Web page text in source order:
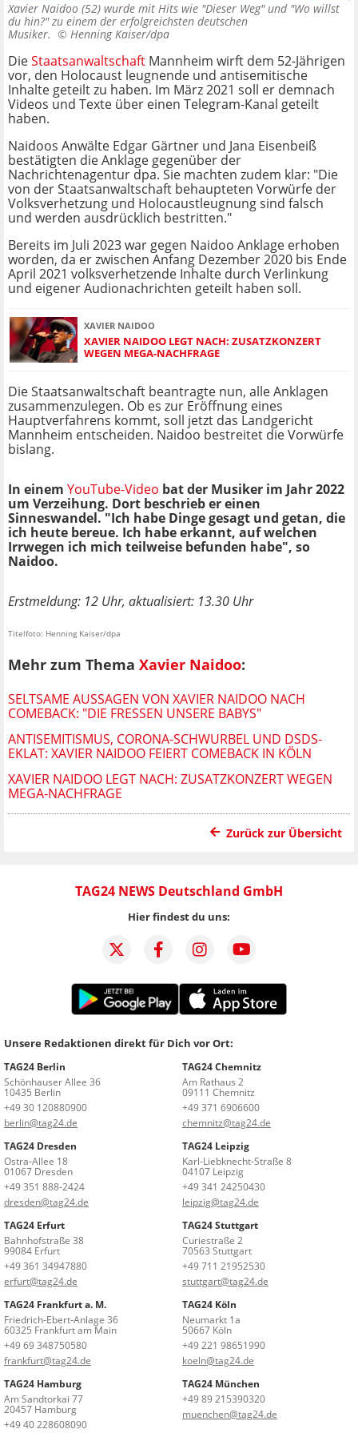
Xavier Naidoo (52) wurde mit Hits wie "Dieser Weg" und "Wo willst
du hin?" zu einem der erfolgreichsten deutschen
Musiker. © Henning Kaiser/dpa
DieStaatsanwaltschaft Mannheim wirft dem 52-Jährigen
vor, den Holocaust leugnende und antisemitische
Inhalte geteilt zu haben. Im März 2021 soll er demnach
Videos und Texte über einen Telegram-Kanal geteilt
haben.
Naidoos Anwälte Edgar Gärtner und Jana Eisenbeiß
bestätigten die Anklage gegenüber der
Nachrichtenagentur dpa. Sie machten zudem klar: "Die
von der Staatsanwaltschaft behaupteten Vorwürfe der
Volksverhetzung und Holocaustleugnung sind falsch
und werden ausdrücklich bestritten."
Bereits im Juli 2023 war gegen Naidoo Anklage erhoben
worden, da er zwischen Anfang Dezember 2020 bis Ende
April 2021 volksverhetzende Inhalte durch Verlinkung
und eigener Audionachrichten geteilt haben soll.
XAVIER NAIDOO
XAVIER NAIDOO LEGT NACH: ZUSATZKONZERT
WEGEN MEGA-NACHFRAGE
Die Staatsanwaltschaft beantragte nun, alle Anklagen
zusammenzulegen. Ob es zur Eröffnung eines
Hauptverfahrens kommt, soll jetzt das Landgericht
Mannheim entscheiden. Naidoo bestreitet die Vorwürfe
bislang.
In einem YouTube-Video bat der Musiker im Jahr 2022
um Verzeihung. Dort beschrieb er einen
Sinneswandel. "Ich habe Dinge gesagt und getan, die
ich heute bereue. Ich habe erkannt, auf welchen
Irrwegen ich mich teilweise befunden habe", so
Naidoo.
Erstmeldung: 12 Uhr, aktualisiert: 13.30 Uhr
Titelfoto: Henning Kaiser/dpa
Mehr zum Thema Xavier Naidoo:
SELTSAME AUSSAGEN VON XAVIER NAIDOO NACH
COMEBACK: "DIE FRESSEN UNSERE BABYS"
ANTISEMITISMUS, CORONA-SCHWURBEL UND DSDS-
EKLAT: XAVIER NAIDOO FEIERT COMEBACK IN KÖLN
XAVIER NAIDOO LEGT NACH: ZUSATZKONZERT WEGEN
MEGA-NACHFRAGE
Zurück zur Übersicht
TAG24 NEWS Deutschland GmbH
Hier findest du uns:
Unsere Redaktionen direkt für Dich vor Ort:
TAG24 Berlin
Schönhauser Allee 36
10435 Berlin
+49 30 120880900
berlin@tag24.de
TAG24 Chemnitz
Am Rathaus 2
09111 Chemnitz
+49 371 6906600
chemnitz@tag24.de
TAG24 Dresden
Ostra-Allee 18
01067 Dresden
+49 351 888-2424
dresden@tag24.de
TAG24 Leipzig
Karl-Liebknecht-Straße 8
04107 Leipzig
+49 341 24250430
leipzig@tag24.de
TAG24 Erfurt
Bahnhofstraße 38
99084 Erfurt
+49 361 34947880
erfurt@tag24.de
TAG24 Stuttgart
Curiestraße 2
70563 Stuttgart
+49 711 21952530
stuttgart@tag24.de
TAG24 Frankfurt a. M.
Friedrich-Ebert-Anlage 36
60325 Frankfurt am Main
+49 69 348750580
frankfurt@tag24.de
TAG24 Köln
Neumarkt 1a
50667 Köln
+49 221 98651990
koeln@tag24.de
TAG24 Hamburg
Am Sandtorkai 77
20457 Hamburg
+49 40 228608090
TAG24 München
+49 89 215390320
muenchen@tag24.de